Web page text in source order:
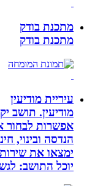
מתכנת בודק
מתכנת בודק
עיריית מודיעין
מודיעין. תושב
אפשרות לבחור
הנדסה ובינוי,
ימצאו את שירותי
יוכל התושב: